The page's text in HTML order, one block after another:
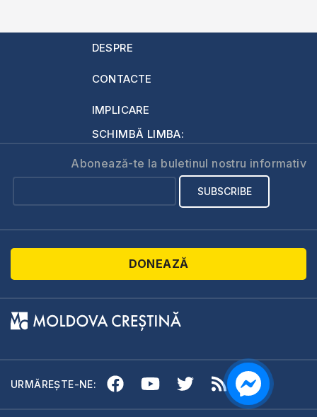
DESPRE
CONTACTE
IMPLICARE
SCHIMBĂ LIMBA:
Abonează-te la buletinul nostru informativ
DONEAZĂ
URMĂREȘTE-NE: